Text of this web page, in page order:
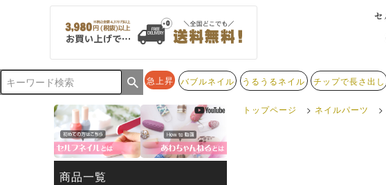
急上昇 バブルネイル うるうるネイル チップで長さ出し
商品一覧
トップページ ネイルパーツ